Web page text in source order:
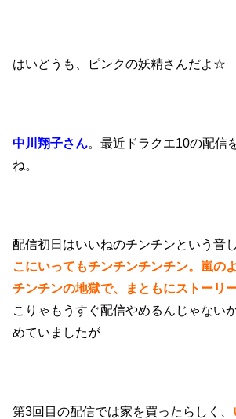
はいどうも、ピンクの妖精さんだよ☆
中川翔子さん。最近ドラクエ10の配信
ね。
配信初日はいいねのチンチンという音
こにいってもチンチンチンチン。嵐の
チンチンの地獄で、まともにストーリ
こりゃもうすぐ配信やめるんじゃない
めていましたが
第3回目の配信では家を買ったらしく、